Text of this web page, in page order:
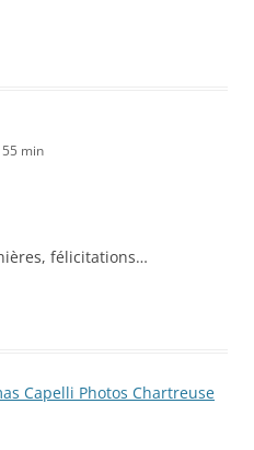
min
félicitations…
Capelli Photos Chartreuse